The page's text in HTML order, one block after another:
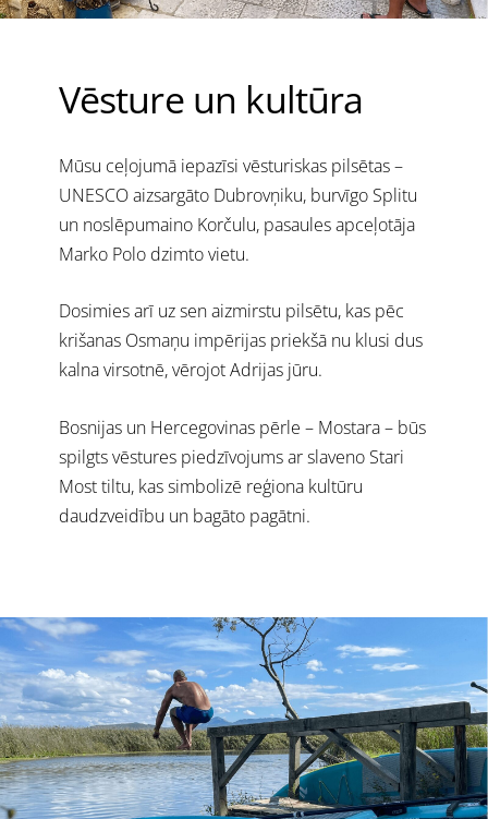
Vēsture un kultūra
Mūsu ceļojumā iepazīsi vēsturiskas pilsētas –
UNESCO aizsargāto Dubrovņiku, burvīgo Splitu
un noslēpumaino Korčulu, pasaules apceļotāja
Marko Polo dzimto vietu.
Dosimies arī uz sen aizmirstu pilsētu, kas pēc
krišanas Osmaņu impērijas priekšā nu klusi dus
kalna virsotnē, vērojot Adrijas jūru.
Bosnijas un Hercegovinas pērle – Mostara – būs
spilgts vēstures piedzīvojums ar slaveno Stari
Most tiltu, kas simbolizē reģiona kultūru
daudzveidību un bagāto pagātni.